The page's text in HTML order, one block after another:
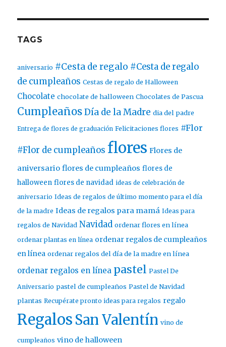
TAGS
aniversario #Cesta de regalo #Cesta de regalo
de cumpleaños Cestas de regalo de Halloween
Chocolate chocolate de halloween Chocolates de Pascua
Cumpleaños Día de la Madre dia del padre
Entrega de flores de graduación Felicitaciones flores #Flor
#Flor de cumpleaños flores Flores de
aniversario flores de cumpleaños flores de
halloween flores de navidad ideas de celebración de
aniversario Ideas de regalos de último momento para el día
de la madre Ideas de regalos para mamá Ideas para
regalos de Navidad Navidad ordenar flores en línea
ordenar plantas en línea ordenar regalos de cumpleaños
en línea ordenar regalos del día de la madre en línea
ordenar regalos en línea pastel Pastel De
Aniversario pastel de cumpleaños Pastel de Navidad
plantas Recupérate pronto ideas para regalos regalo
Regalos San Valentín vino de
cumpleaños vino de halloween